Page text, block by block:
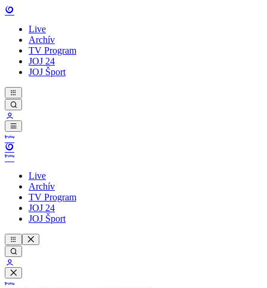
Live
Archív
TV Program
JOJ 24
JOJ Šport
Live
Archív
TV Program
JOJ 24
JOJ Šport